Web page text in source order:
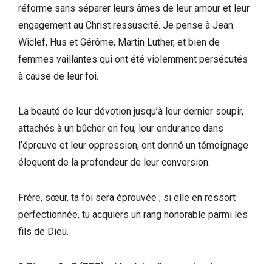
réforme sans séparer leurs âmes de leur amour et leur
engagement au Christ ressuscité. Je pense à Jean
Wiclef, Hus et Gérôme, Martin Luther, et bien de
femmes vaillantes qui ont été violemment persécutés
à cause de leur foi.
La beauté de leur dévotion jusqu’à leur dernier soupir,
attachés à un bûcher en feu, leur endurance dans
l’épreuve et leur oppression, ont donné un témoignage
éloquent de la profondeur de leur conversion.
Frère, sœur, ta foi sera éprouvée ; si elle en ressort
perfectionnée, tu acquiers un rang honorable parmi les
fils de Dieu.